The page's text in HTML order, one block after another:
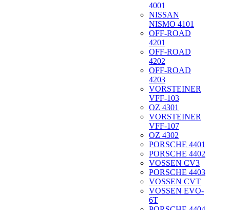
4001
NISSAN
NISMO 4101
OFF-ROAD
4201
OFF-ROAD
4202
OFF-ROAD
4203
VORSTEINER
VFF-103
OZ 4301
VORSTEINER
VFF-107
OZ 4302
PORSCHE 4401
PORSCHE 4402
VOSSEN CV3
PORSCHE 4403
VOSSEN CVT
VOSSEN EVO-
6T